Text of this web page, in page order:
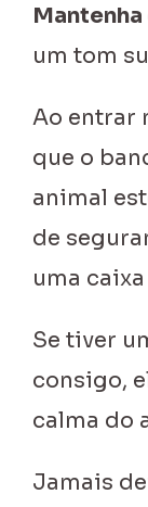
um tom
Ao entrar
que o
animal
de
uma
Se tiver
consigo,
calma do
Jamais